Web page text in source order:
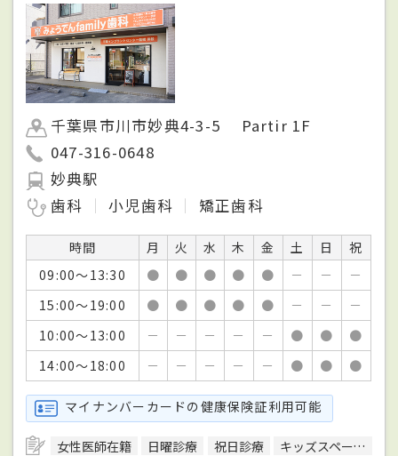
千葉県市川市妙典4-3-5 Partir 1F
047-316-0648
妙典駅
歯科
小児歯科 矯正歯科
時間 月 火 水 木 金 土 日
祝
09:00～13:30
● ● ● ● ● － －
－
15:00～19:00
● ● ● ● ● － －
－
10:00～13:00
－ － － － － ● ●
●
14:00～18:00
－ － － － － ● ● ●
マイナンバーカードの健康保険証利用可能
女性医師在籍 日曜診療 祝日診療
キッズスペースあり